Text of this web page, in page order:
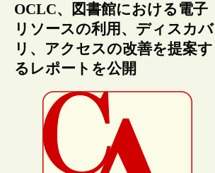
OCLC、図書館における電子
リソースの利用、ディスカバ
リ、アクセスの改善を提案す
るレポートを公開